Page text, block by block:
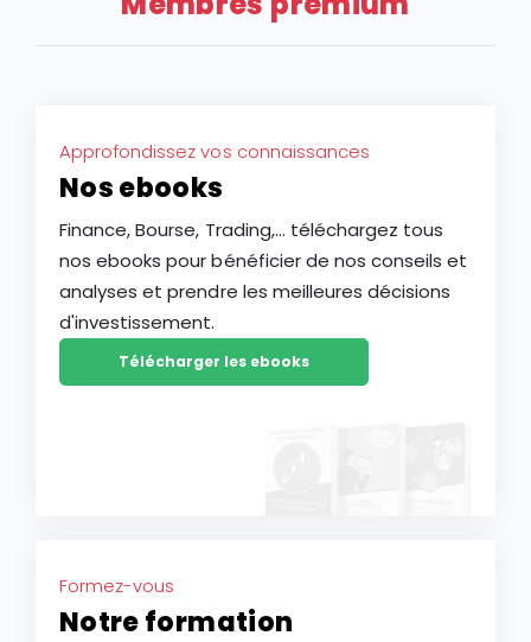
Approfondissez vos connaissances
Nos ebooks
Finance, Bourse, Trading,... téléchargez tous
nos ebooks pour bénéficier de nos conseils et
analyses et prendre les meilleures décisions
d'investissement.
Télécharger les ebooks
Formez-vous
Notre formation